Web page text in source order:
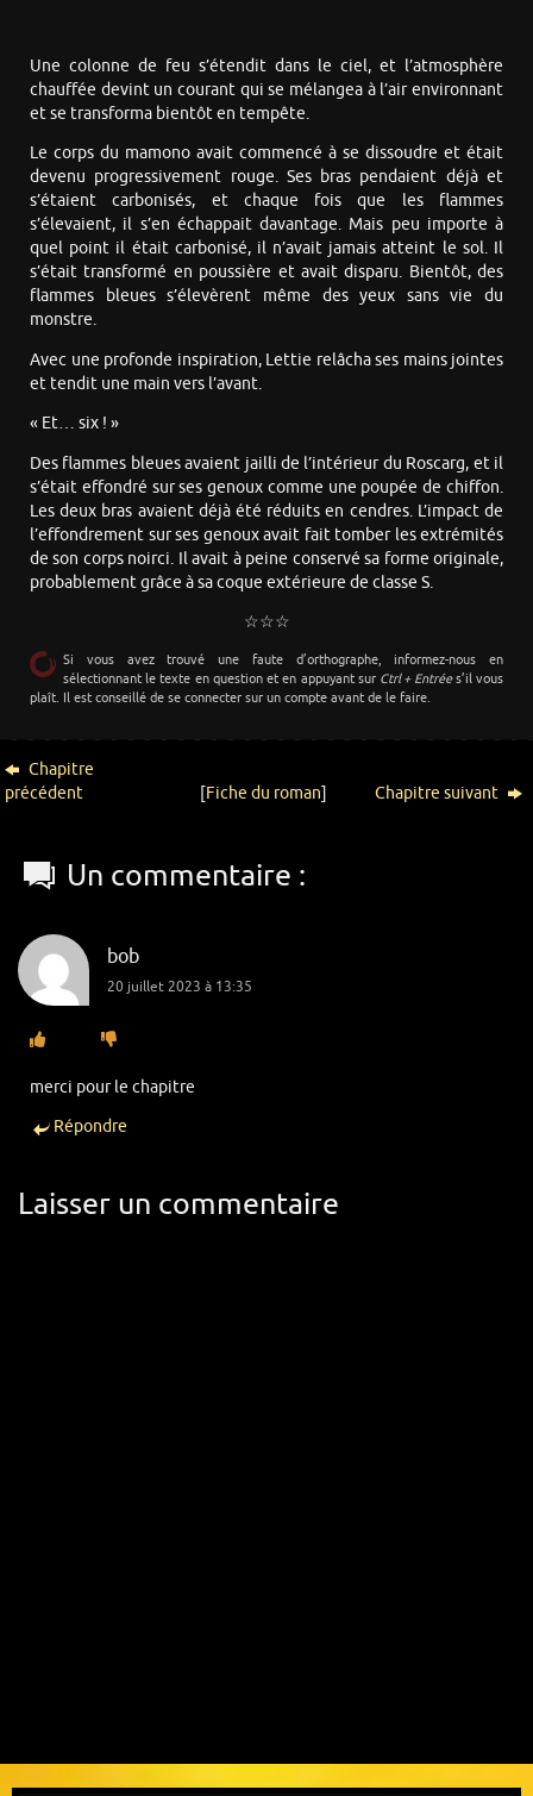
Une colonne de feu s’étendit dans le ciel, et l’atmosphère
chauffée devint un courant qui se mélangea à l’air environnant
et se transforma bientôt en tempête.
Le corps du mamono avait commencé à se dissoudre et était
devenu progressivement rouge. Ses bras pendaient déjà et
s’étaient carbonisés, et chaque fois que les flammes
s’élevaient, il s’en échappait davantage. Mais peu importe à
quel point il était carbonisé, il n’avait jamais atteint le sol. Il
s’était transformé en poussière et avait disparu. Bientôt, des
flammes bleues s’élevèrent même des yeux sans vie du
monstre.
Avec une profonde inspiration, Lettie relâcha ses mains jointes
et tendit une main vers l’avant.
« Et… six ! »
Des flammes bleues avaient jailli de l’intérieur du Roscarg, et il
s’était effondré sur ses genoux comme une poupée de chiffon.
Les deux bras avaient déjà été réduits en cendres. L’impact de
l’effondrement sur ses genoux avait fait tomber les extrémités
de son corps noirci. Il avait à peine conservé sa forme originale,
probablement grâce à sa coque extérieure de classe S.
☆☆☆
Si vous avez trouvé une faute d’orthographe, informez-nous en
sélectionnant le texte en question et en appuyant sur Ctrl + Entrées’il vous
plaît. Il est conseillé de se connecter sur un compte avant de le faire.
Chapitre
précédent
[Fiche du roman] Chapitre suivant
Un commentaire :
bob
20 juillet 2023 à 13:35
merci pour le chapitre
Répondre
Laisser un commentaire